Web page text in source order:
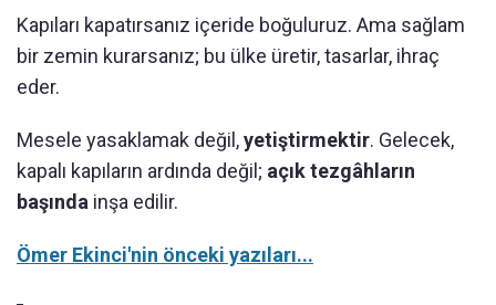
Kapıları kapatırsanız içeride boğuluruz. Ama sağlam
bir zemin kurarsanız; bu ülke üretir, tasarlar, ihraç
eder.
Mesele yasaklamak değil,yetiştirmektir. Gelecek,
kapalı kapıların ardında değil; açık tezgâhların
başında inşa edilir.
Ömer Ekinci'nin önceki yazıları...